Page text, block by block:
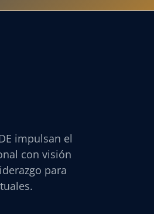
impulsan el
con visión
para